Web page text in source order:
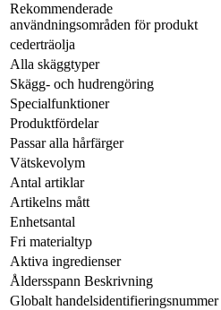
Rekommenderade
användningsområden för produkt
cederträolja
Alla skäggtyper
Skägg- och hudrengöring
Specialfunktioner
Produktfördelar
Passar alla hårfärger
Vätskevolym
Antal artiklar
Artikelns mått
Enhetsantal
Fri materialtyp
Aktiva ingredienser
Åldersspann Beskrivning
Globalt handelsidentifieringsnummer